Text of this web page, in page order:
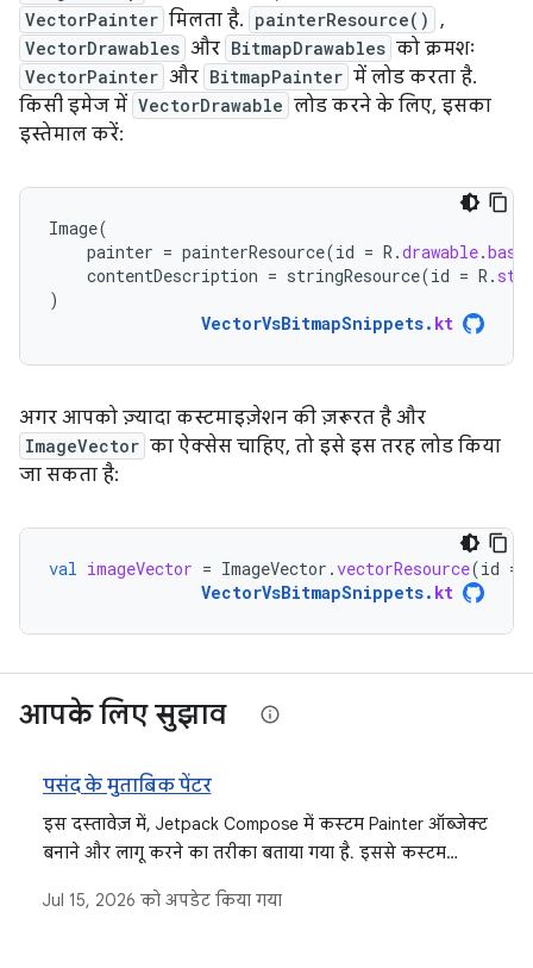
VectorPainter मिलता है. painterResource() ,
VectorDrawables और BitmapDrawables को क्रमशः
VectorPainter और BitmapPainter में लोड करता है.
किसी इमेज में VectorDrawable लोड करने के लिए, इसका
इस्तेमाल करें:
Image(
painter = painterResource(id = R .drawable.
contentDescription = stringResource(id = R .
)
VectorVsBitmapSnippets. kt
अगर आपको ज़्यादा कस्टमाइज़ेशन की ज़रूरत है और
ImageVector का ऐक्सेस चाहिए, तो इसे इस तरह लोड किया
जा सकता है:
val imageVector = ImageVector .vectorResource(id =
VectorVsBitmapSnippets. kt
आपके लिए सुझाव
पसंद के मुताबिक पेंटर
इस दस्तावेज़ में, Jetpack Compose में कस्टम Painter ऑब्जेक्ट
बनाने और लागू करने का तरीका बताया गया है. इससे कस्टम
लेआउट पर असर डाला जा सकता है. यह DrawModifier का
Jul 15, 2026 को अपडेट किया गया